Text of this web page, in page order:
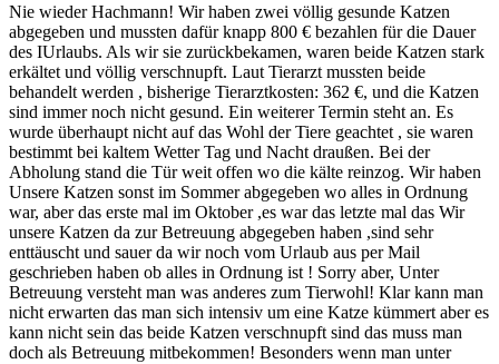
Nie wieder Hachmann! Wir haben zwei völlig gesunde Katzen
abgegeben und mussten dafür knapp 800 € bezahlen für die Dauer
des IUrlaubs. Als wir sie zurückbekamen, waren beide Katzen stark
erkältet und völlig verschnupft. Laut Tierarzt mussten beide
behandelt werden , bisherige Tierarztkosten: 362 €, und die Katzen
sind immer noch nicht gesund. Ein weiterer Termin steht an. Es
wurde überhaupt nicht auf das Wohl der Tiere geachtet , sie waren
bestimmt bei kaltem Wetter Tag und Nacht draußen. Bei der
Abholung stand die Tür weit offen wo die kälte reinzog. Wir haben
Unsere Katzen sonst im Sommer abgegeben wo alles in Ordnung
war, aber das erste mal im Oktober ,es war das letzte mal das Wir
unsere Katzen da zur Betreuung abgegeben haben ,sind sehr
enttäuscht und sauer da wir noch vom Urlaub aus per Mail
geschrieben haben ob alles in Ordnung ist ! Sorry aber, Unter
Betreuung versteht man was anderes zum Tierwohl! Klar kann man
nicht erwarten das man sich intensiv um eine Katze kümmert aber es
kann nicht sein das beide Katzen verschnupft sind das muss man
doch als Betreuung mitbekommen! Besonders wenn man unter